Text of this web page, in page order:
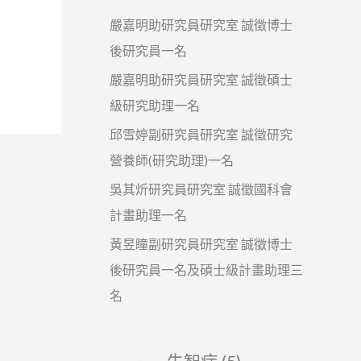
嚴嘉明助研究員研究室 誠徵博士
後研究員一名
嚴嘉明助研究員研究室 誠徵碩士
級研究助理一名
邱雪婷副研究員研究室 誠徵研究
營養師(研究助理)一名
吳其炘研究員研究室 誠徵國科會
計畫助理一名
黃昱瞳副研究員研究室 誠徵博士
後研究員一名及碩士級計畫助理三
名